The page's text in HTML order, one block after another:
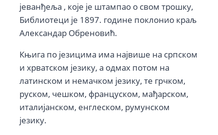
јеванђеља , које је штампао о свом трошку,
Библиотеци је 1897. године поклонио краљ
Александар Обреновић.
Књига по језицима има највише на српском
и хрватском језику, а одмах потом на
латинском и немачком језику, те грчком,
руском, чешком, француском, мађарском,
италијанском, енглеском, румунском
језику.